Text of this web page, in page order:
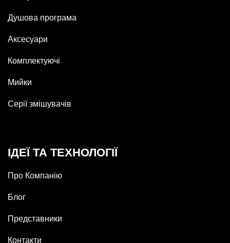
Душова програма
Аксесуари
Комплектуючі
Мийки
Серії змішувачів
ІДЕЇ ТА ТЕХНОЛОГІЇ
Про Компанію
Блог
Представники
Контакти